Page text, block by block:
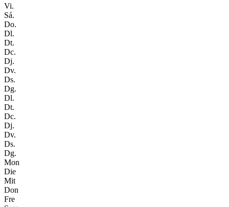
Vi.
Sá.
Do.
Dl.
Dt.
Dc.
Dj.
Dv.
Ds.
Dg.
Dl.
Dt.
Dc.
Dj.
Dv.
Ds.
Dg.
Mon
Die
Mit
Don
Fre